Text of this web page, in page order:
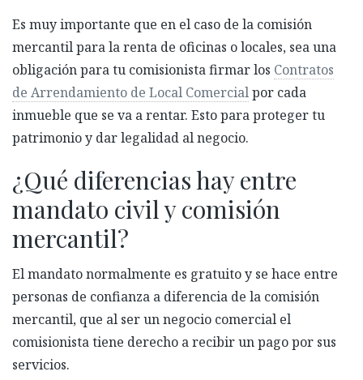
Es muy importante que en el caso de la comisión
mercantil para la renta de oficinas o locales, sea una
obligación para tu comisionista firmar los Contratos
de Arrendamiento de Local Comercialpor cada
inmueble que se va a rentar. Esto para proteger tu
patrimonio y dar legalidad al negocio.
¿Qué diferencias hay entre
mandato civil y comisión
mercantil?
El mandato normalmente es gratuito y se hace entre
personas de confianza a diferencia de la comisión
mercantil, que al ser un negocio comercial el
comisionista tiene derecho a recibir un pago por sus
servicios.